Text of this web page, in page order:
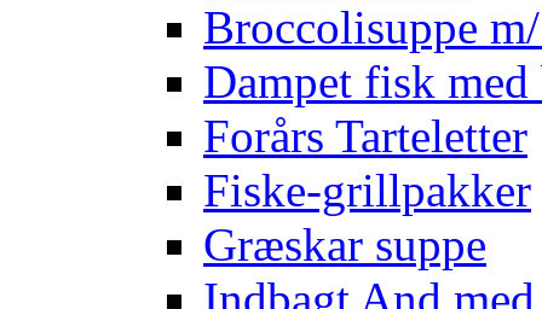
Broccolisuppe
Dampet fisk
Forårs Tarteletter
Fiske-grillpakker
Græskar suppe
Indbagt And